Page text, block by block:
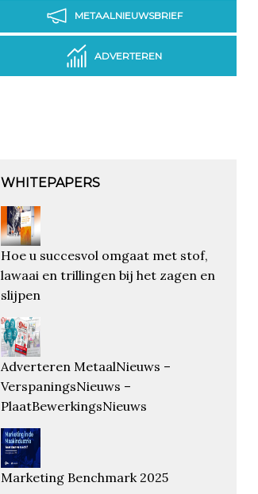
METAALNIEUWSBRIEF
ADVERTEREN
WHITEPAPERS
Hoe u succesvol omgaat met stof,
lawaai en trillingen bij het zagen en
slijpen
Adverteren MetaalNieuws –
VerspaningsNieuws –
PlaatBewerkingsNieuws
Marketing Benchmark 2025